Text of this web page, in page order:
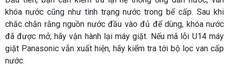
khóa nước cũng như tình trạng nước trong bể cấp. Sau khi
chắc chắn rằng nguồn nước đầu vào đủ để dùng, khóa nước
đã được mở, hãy vận hành lại máy giặt. Nếu mã lỗi U14 máy
giặt Panasonic vẫn xuất hiện, hãy kiểm tra tới bộ lọc van cấp
nước.